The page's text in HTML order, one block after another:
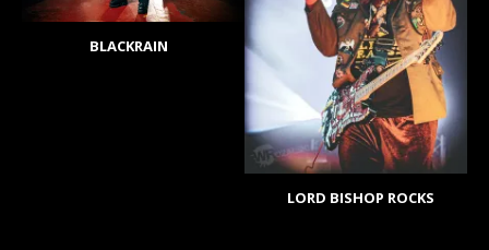
BLACKRAIN
LORD BISHOP ROCKS